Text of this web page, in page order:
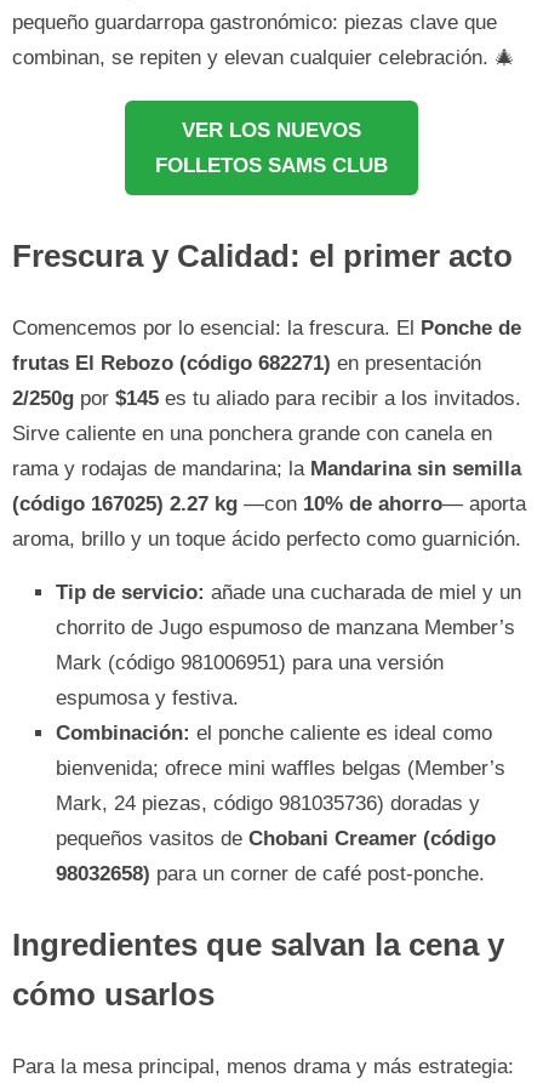
pequeño guardarropa gastronómico: piezas clave que
combinan, se repiten y elevan cualquier celebración. 🎄
VER LOS NUEVOS
FOLLETOS SAMS CLUB
Frescura y Calidad: el primer acto
Comencemos por lo esencial: la frescura. El Ponche de
frutas El Rebozo (código 682271) en presentación
2/250g por $145 es tu aliado para recibir a los invitados.
Sirve caliente en una ponchera grande con canela en
rama y rodajas de mandarina; la Mandarina sin semilla
(código 167025) 2.27 kg —con 10% de ahorro— aporta
aroma, brillo y un toque ácido perfecto como guarnición.
Tip de servicio: añade una cucharada de miel y un
chorrito de Jugo espumoso de manzana Member’s
Mark (código 981006951) para una versión
espumosa y festiva.
Combinación: el ponche caliente es ideal como
bienvenida; ofrece mini waffles belgas (Member’s
Mark, 24 piezas, código 981035736) doradas y
pequeños vasitos de Chobani Creamer (código
98032658) para un corner de café post-ponche.
Ingredientes que salvan la cena y
cómo usarlos
Para la mesa principal, menos drama y más estrategia: